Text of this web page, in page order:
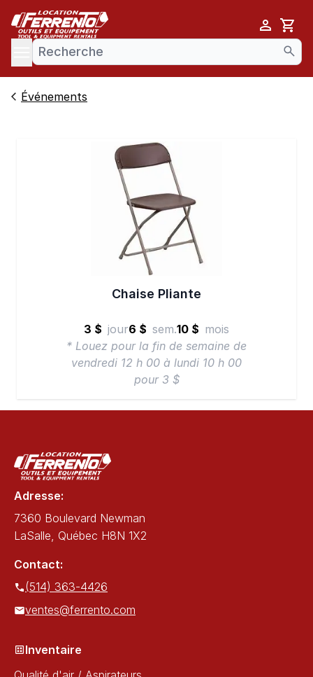
Cart
menu
Événements
Chaise Pliante
3 $ jour6 $ sem.10 $ mois
* Louez pour la fin de semaine de
vendredi 12 h 00 à lundi 10 h 00
pour 3 $
Adresse:
7360 Boulevard Newman
LaSalle, Québec H8N 1X2
Contact:
(514) 363-4426
ventes@ferrento.com
Inventaire